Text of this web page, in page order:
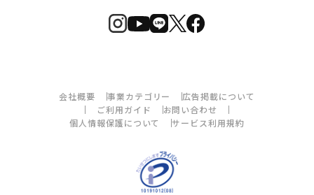
会社概要 事業カテゴリー
広告掲載について
ご利用ガイド
お問い合わせ
個人情報保護について
サービス利用規約